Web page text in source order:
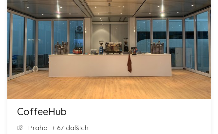
CoffeeHub
Praha + 67 dalších